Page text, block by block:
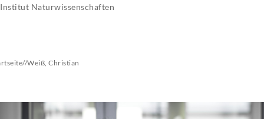
Institut Naturwissenschaften
//Weiß, Christian